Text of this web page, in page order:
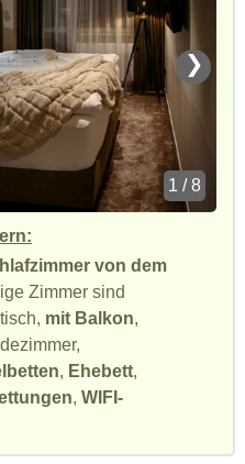
❯
1 / 8
von dem
Zimmer sind
mit Balkon,
, Ehebett,
, WIFI-